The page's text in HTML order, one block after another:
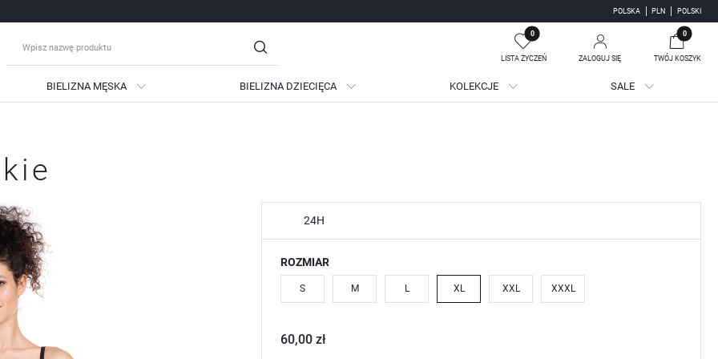
POLSKA PLN POLSKI
0
LISTA ŻYCZEŃ ZALOGUJ SIĘ
się
Zapomniałem hasła
SIĘ
podgląd historii zakupów
brak konieczności wprowadzania swoich danych przy kolejnych zakupach
możliwość otrzymania rabatów i kuponów promocyjnych
0
TWÓJ KOSZYK
Twój koszyk jest pusty
BIELIZNA MĘSKA BIELIZNA DZIECIĘCA KOLEKCJE SALE
24H
ROZMIAR
S M L XL XXL XXXL
60,00 zł